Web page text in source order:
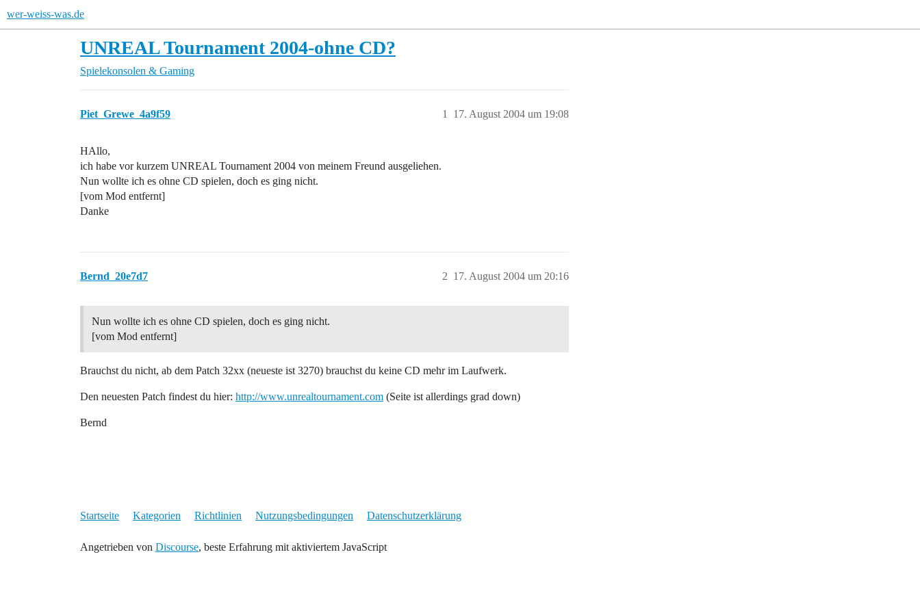
wer-weiss-was.de
UNREAL Tournament 2004-ohne CD?
Spielekonsolen & Gaming
Piet_Grewe_4a9f59 17. August 2004 um 19:08
1
HAllo,
ich habe vor kurzem UNREAL Tournament 2004 von meinem Freund ausgeliehen.
Nun wollte ich es ohne CD spielen, doch es ging nicht.
[vom Mod entfernt]
Danke
Bernd_20e7d7 17. August 2004 um 20:16
2
Nun wollte ich es ohne CD spielen, doch es ging nicht.
[vom Mod entfernt]
Brauchst du nicht, ab dem Patch 32xx (neueste ist 3270) brauchst du keine CD mehr im Laufwerk.
Den neuesten Patch findest du hier: http://www.unrealtournament.com (Seite ist allerdings grad down)
Bernd
Startseite Kategorien Richtlinien Nutzungsbedingungen Datenschutzerklärung
Angetrieben von Discourse, beste Erfahrung mit aktiviertem JavaScript